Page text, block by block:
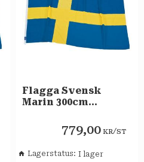
Flagga Svensk
Marin 300cm
779,00 KR/ST
Lagerstatus